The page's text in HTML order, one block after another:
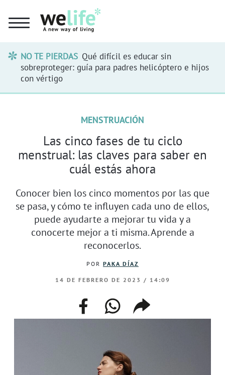
NO TE PIERDAS Qué difícil es educar sin
sobreproteger: guía para padres helicóptero e hijos
con vértigo
MENSTRUACIÓN
Las cinco fases de tu ciclo
menstrual: las claves para saber en
cuál estás ahora
Conocer bien los cinco momentos por las que
se pasa, y cómo te influyen cada uno de ellos,
puede ayudarte a mejorar tu vida y a
conocerte mejor a ti misma. Aprende a
reconocerlos.
POR PAKA DÍAZ
14 DE FEBRERO DE 2023 / 14:09
facebookwhatsappcompartir
enlace